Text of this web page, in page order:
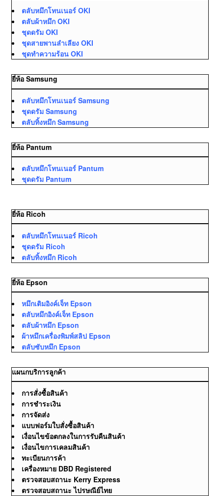
ตลับหมึกโทนเนอร์ OKI
ตลับผ้าหมึก OKI
ชุดดรัม OKI
ชุดสายพานลำเลียง OKI
ชุดทำความร้อน OKI
ยี่ห้อ Samsung
ตลับหมึกโทนเนอร์ Samsung
ชุดดรัม Samsung
ตลับทิ้งหมึก Samsung
ยี่ห้อ Pantum
ตลับหมึกโทนเนอร์ Pantum
ชุดดรัม Pantum
ยี่ห้อ Ricoh
ตลับหมึกโทนเนอร์ Ricoh
ชุดดรัม Ricoh
ตลับทิ้งหมึก Ricoh
ยี่ห้อ Epson
หมึกเติมอิงค์เจ็ท Epson
ตลับหมึกอิงค์เจ็ท Epson
ตลับผ้าหมึก Epson
ผ้าหมึกเครื่องพิมพ์สลิป Epson
ตลับซับหมึก Epson
แผนกบริการลูกค้า
การสั่งซื้อสินค้า
การชำระเงิน
การจัดส่ง
แบบฟอร์มใบสั่งซื้อสินค้า
เงื่อนไขข้อตกลงในการรับคืนสินค้า
เงื่อนไขการเคลมสินค้า
ทะเบียนการค้า
เครื่องหมาย DBD Registered
ตรวจสอบสถานะ Kerry Express
ตรวจสอบสถานะ ไปรษณีย์ไทย